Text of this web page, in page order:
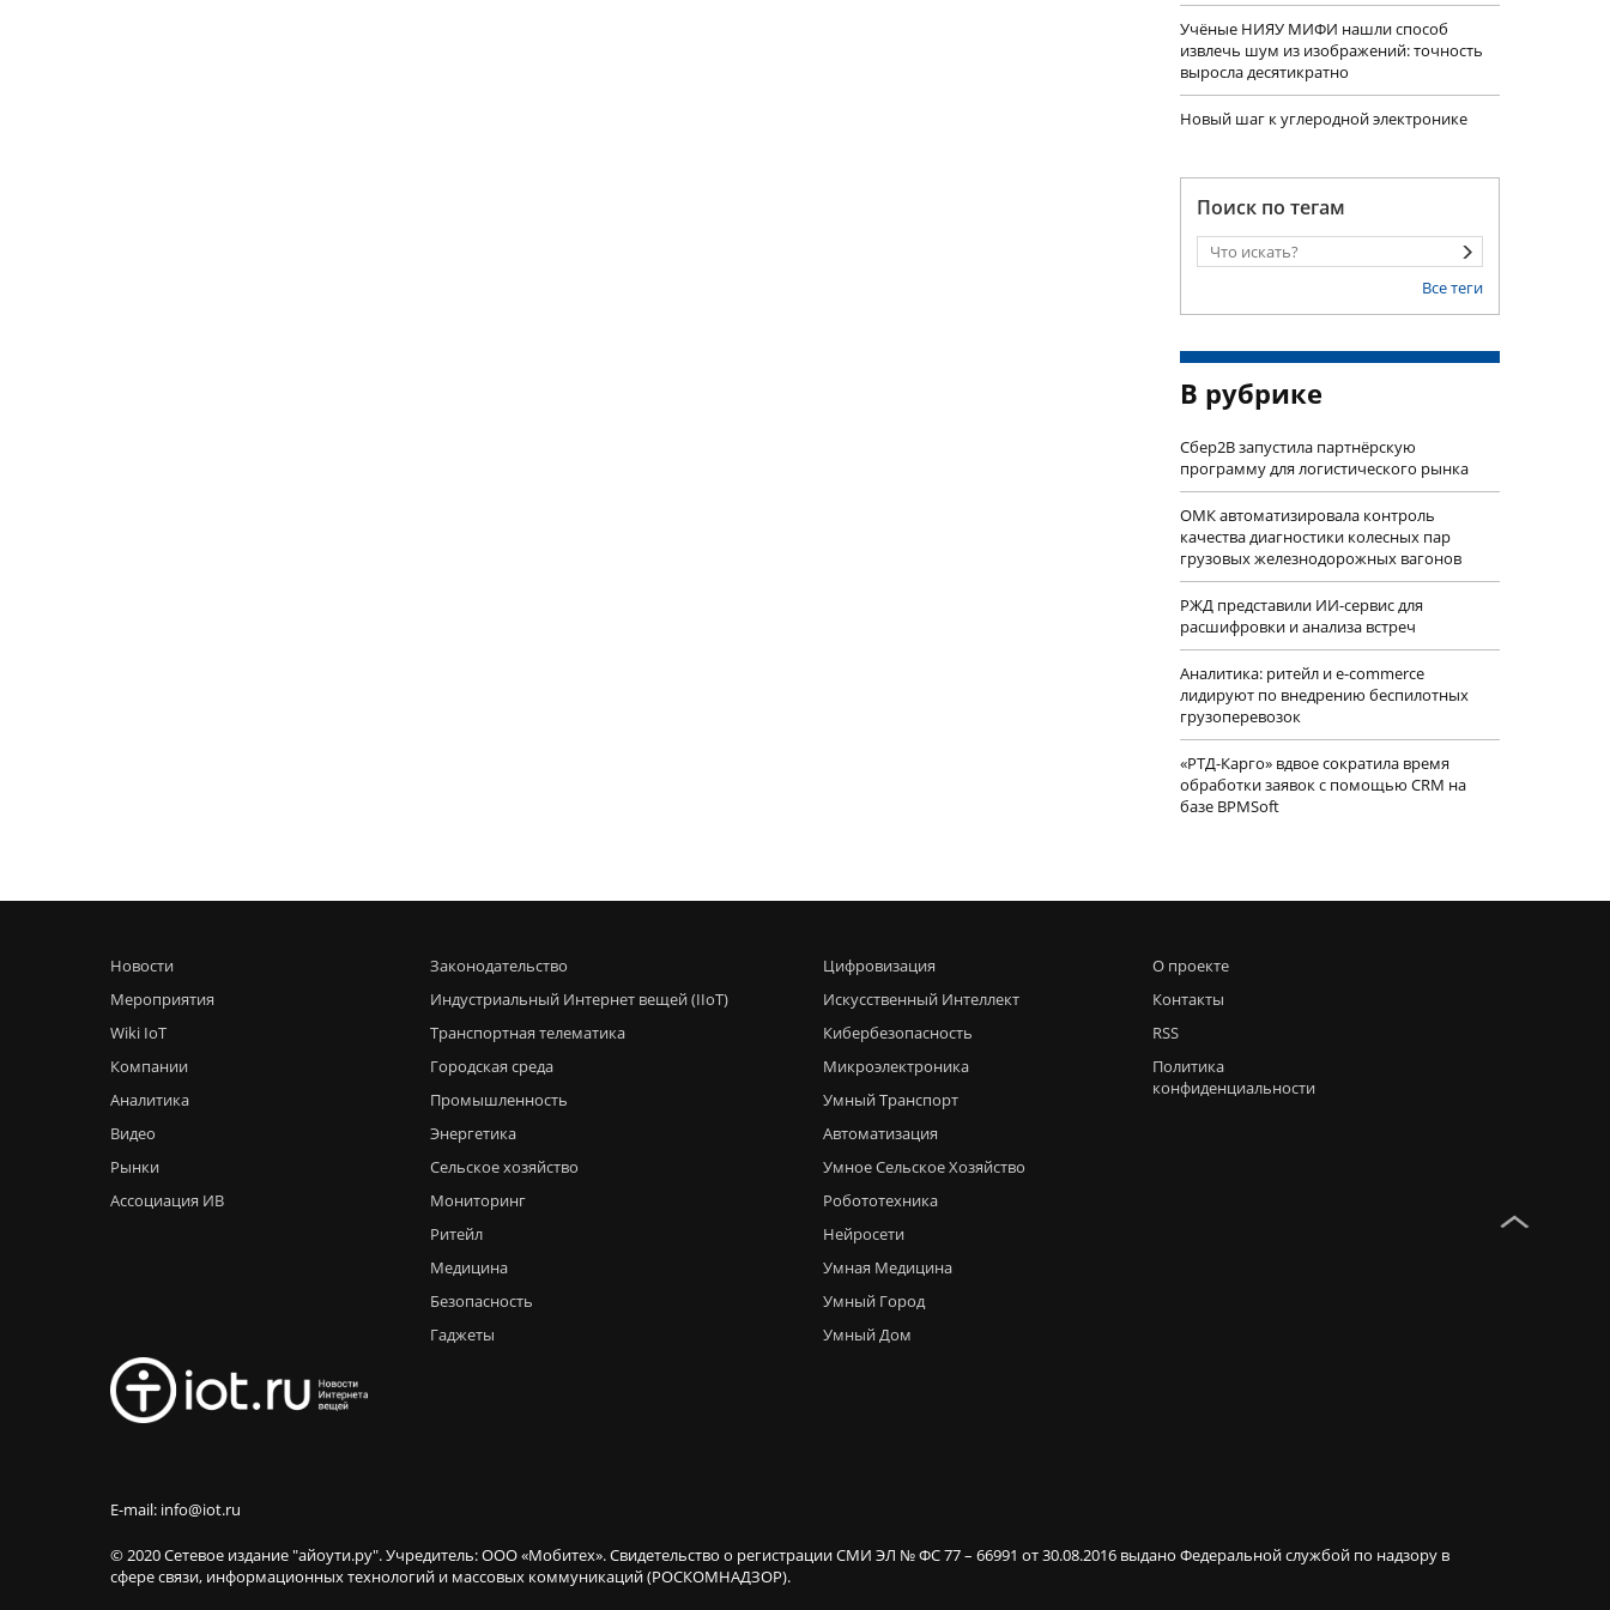
Учëные НИЯУ МИФИ нашли способ
извлечь шум из изображений: точность
выросла десятикратно
Новый шаг к углеродной электронике
Поиск по тегам
Все теги
В рубрике
Сбер2B запустила партнёрскую
программу для логистического рынка
ОМК автоматизировала контроль
качества диагностики колесных пар
грузовых железнодорожных вагонов
РЖД представили ИИ-сервис для
расшифровки и анализа встреч
Аналитика: ритейл и e-commerce
лидируют по внедрению беспилотных
грузоперевозок
«РТД-Карго» вдвое сократила время
обработки заявок с помощью CRM на
базе BPMSoft
Новости
Мероприятия
Wiki IoT
Компании
Аналитика
Видео
Рынки
Ассоциация ИВ
Законодательство
Индустриальный Интернет вещей (IIoT)
Транспортная телематика
Городская среда
Промышленность
Энергетика
Сельское хозяйство
Мониторинг
Ритейл
Медицина
Безопасность
Гаджеты
Цифровизация
Искусственный Интеллект
Кибербезопасность
Микроэлектроника
Умный Транспорт
Автоматизация
Умное Сельское Хозяйство
Робототехника
Нейросети
Умная Медицина
Умный Город
Умный Дом
О проекте
Контакты
RSS
Политика
конфиденциальности
E-mail: info@iot.ru
© 2020 Сетевое издание "айоути.ру". Учредитель: ООО «Мобитех». Свидетельство о регистрации СМИ ЭЛ № ФС 77 – 66991 от 30.08.2016 выдано Федеральной службой по надзору в
сфере связи, информационных технологий и массовых коммуникаций (РОСКОМНАДЗОР).